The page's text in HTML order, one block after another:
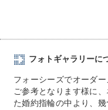
フォトギャラリーに
フォーシーズでオーダ
ご参考となります様に
た婚約指輪の中より、